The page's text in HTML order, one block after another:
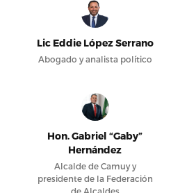
Lic Eddie López Serrano
Abogado y analista político
Hon. Gabriel “Gaby”
Hernández
Alcalde de Camuy y
presidente de la Federación
de Alcaldes